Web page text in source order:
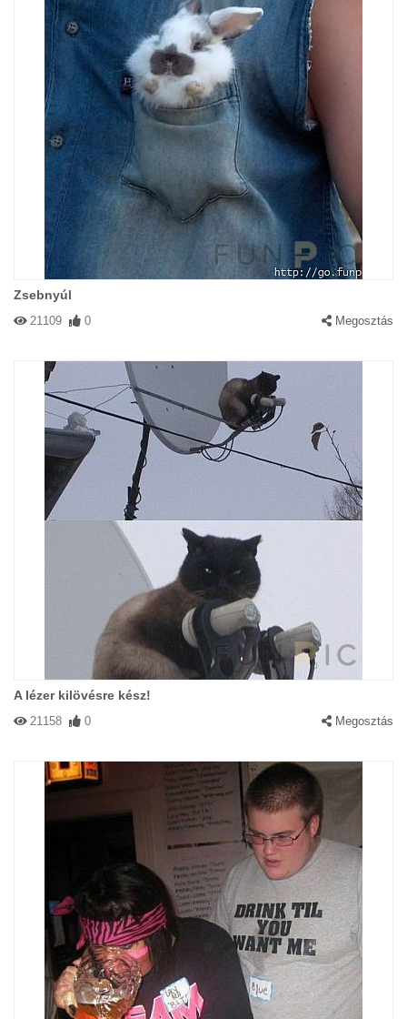
Zsebnyúl
21109 0 Megosztás
A lézer kilövésre kész!
21158 0 Megosztás